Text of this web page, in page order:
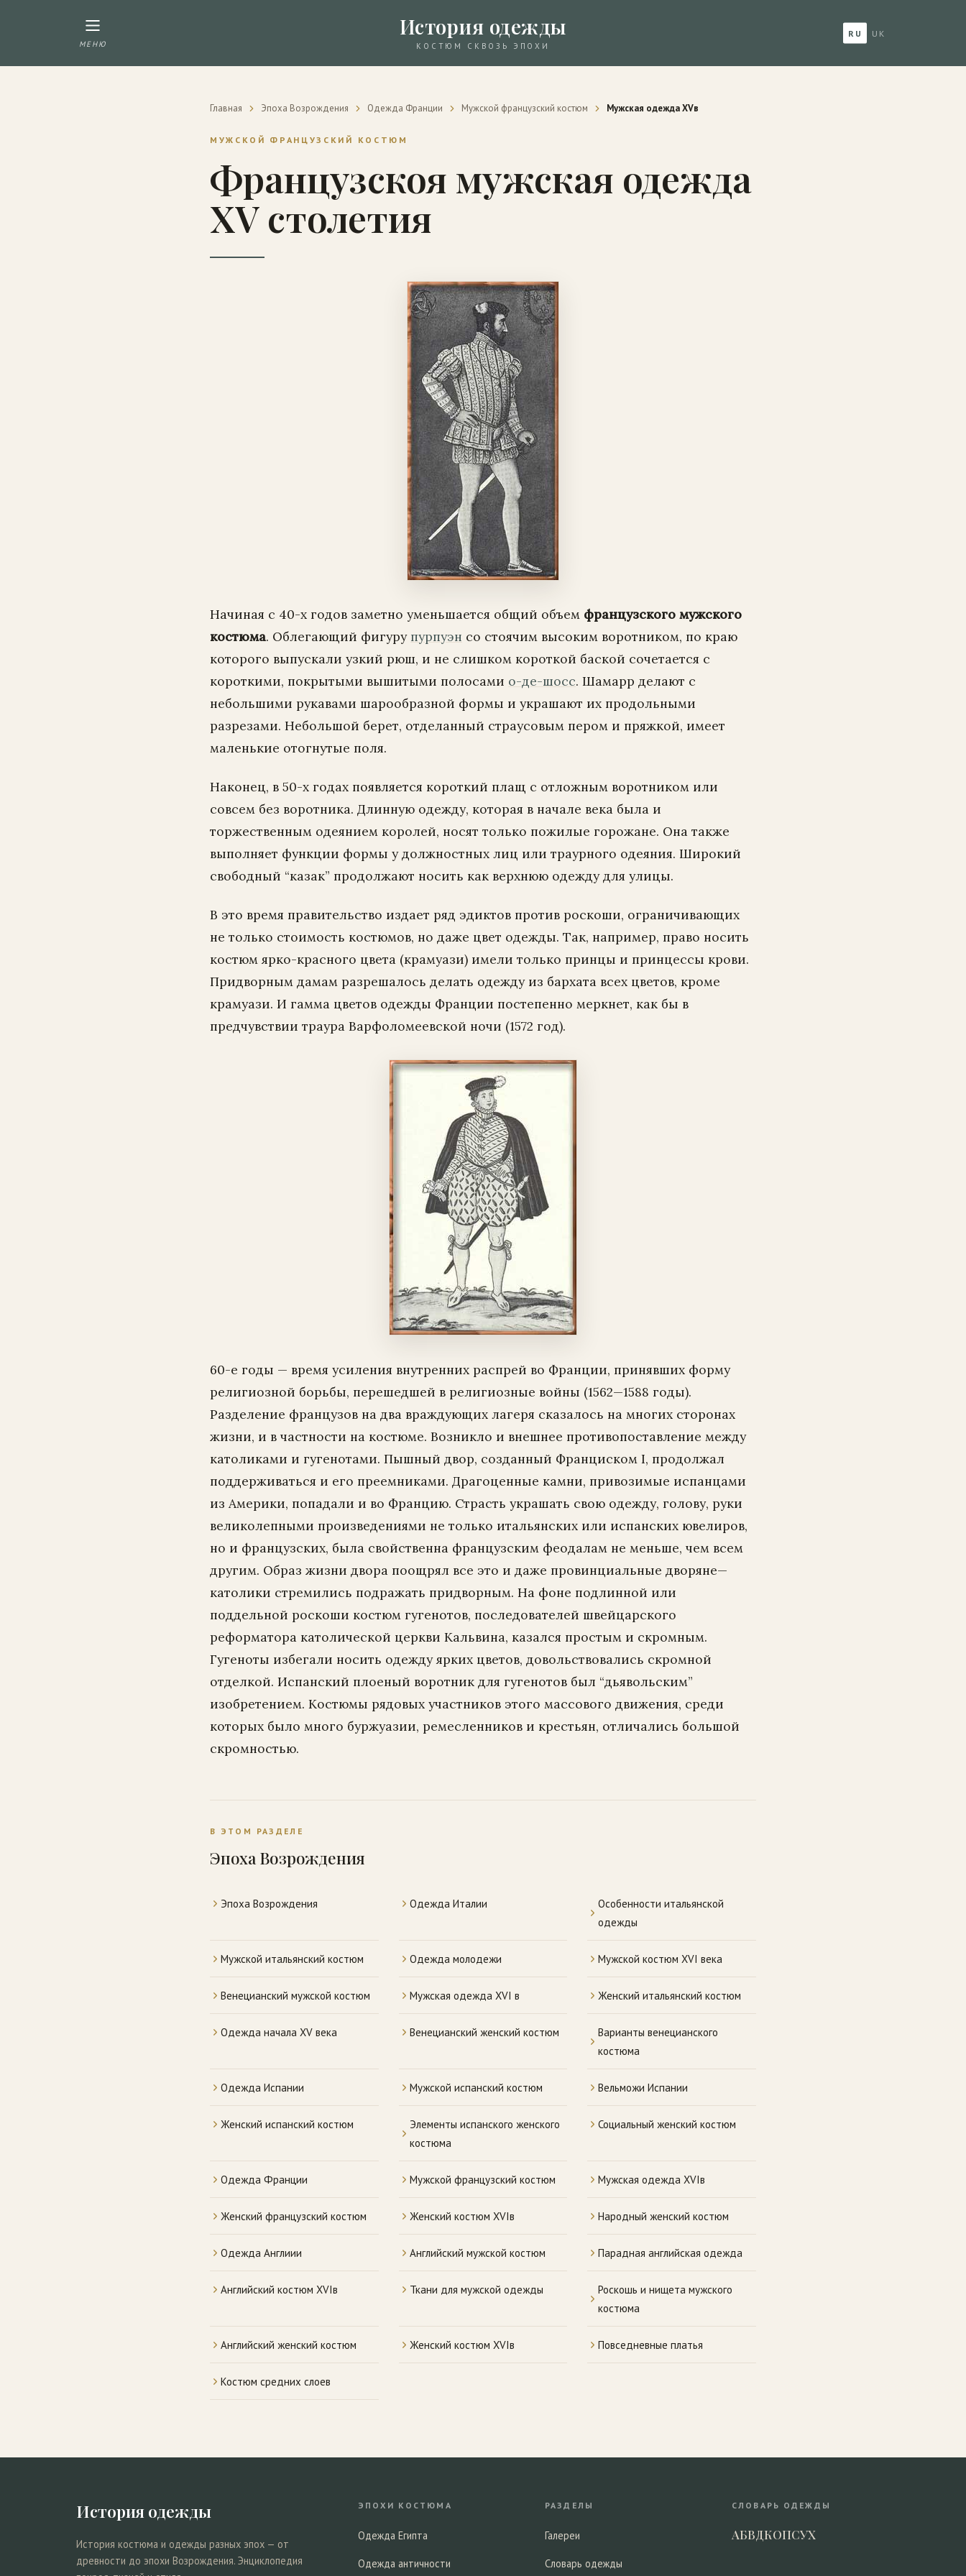
МЕНЮ
История одежды
КОСТЮМ СКВОЗЬ ЭПОХИ
RU UK
Главная Эпоха Возрождения Одежда Франции Мужской французский костюм Мужская одежда XVв
МУЖСКОЙ ФРАНЦУЗСКИЙ КОСТЮМ
Французскоя мужская одежда
XV столетия
Начиная с 40-х годов заметно уменьшается общий объем французского мужского
костюма. Облегающий фигуру пурпуэн со стоячим высоким воротником, по краю
которого выпускали узкий рюш, и не слишком короткой баской сочетается с
короткими, покрытыми вышитыми полосами о-де-шосс. Шамарр делают с
небольшими рукавами шарообразной формы и украшают их продольными
разрезами. Небольшой берет, отделанный страусовым пером и пряжкой, имеет
маленькие отогнутые поля.
Наконец, в 50-х годах появляется короткий плащ с отложным воротником или
совсем без воротника. Длинную одежду, которая в начале века была и
торжественным одеянием королей, носят только пожилые горожане. Она также
выполняет функции формы у должностных лиц или траурного одеяния. Широкий
свободный “казак” продолжают носить как верхнюю одежду для улицы.
В это время правительство издает ряд эдиктов против роскоши, ограничивающих
не только стоимость костюмов, но даже цвет одежды. Так, например, право носить
костюм ярко-красного цвета (крамуази) имели только принцы и принцессы крови.
Придворным дамам разрешалось делать одежду из бархата всех цветов, кроме
крамуази. И гамма цветов одежды Франции постепенно меркнет, как бы в
предчувствии траура Варфоломеевской ночи (1572 год).
60-е годы — время усиления внутренних распрей во Франции, принявших форму
религиозной борьбы, перешедшей в религиозные войны (1562—1588 годы).
Разделение французов на два враждующих лагеря сказалось на многих сторонах
жизни, и в частности на костюме. Возникло и внешнее противопоставление между
католиками и гугенотами. Пышный двор, созданный Франциском I, продолжал
поддерживаться и его преемниками. Драгоценные камни, привозимые испанцами
из Америки, попадали и во Францию. Страсть украшать свою одежду, голову, руки
великолепными произведениями не только итальянских или испанских ювелиров,
но и французских, была свойственна французским феодалам не меньше, чем всем
другим. Образ жизни двора поощрял все это и даже провинциальные дворяне—
католики стремились подражать придворным. На фоне подлинной или
поддельной роскоши костюм гугенотов, последователей швейцарского
реформатора католической церкви Кальвина, казался простым и скромным.
Гугеноты избегали носить одежду ярких цветов, довольствовались скромной
отделкой. Испанский плоеный воротник для гугенотов был “дьявольским”
изобретением. Костюмы рядовых участников этого массового движения, среди
которых было много буржуазии, ремесленников и крестьян, отличались большой
скромностью.
В ЭТОМ РАЗДЕЛЕ
Эпоха Возрождения
Эпоха Возрождения Одежда Италии
Особенности итальянской
одежды
Мужской итальянский костюм Одежда молодежи Мужской костюм XVI века
Венецианский мужской костюм Мужская одежда XVI в Женский итальянский костюм
Одежда начала XV века Венецианский женский костюм
Варианты венецианского
костюма
Одежда Испании Мужской испанский костюм Вельможи Испании
Женский испанский костюм
Элементы испанского женского
костюма
Социальный женский костюм
Одежда Франции Мужской французский костюм Мужская одежда XVIв
Женский французский костюм Женский костюм XVIв Народный женский костюм
Одежда Англиии Английский мужской костюм Парадная английская одежда
Английский костюм XVIв Ткани для мужской одежды
Роскошь и нищета мужского
костюма
Английский женский костюм Женский костюм XVIв Повседневные платья
Костюм средних слоев
История одежды
История костюма и одежды разных эпох — от
древности до эпохи Возрождения. Энциклопедия
ЭПОХИ КОСТЮМА
Одежда Египта
Одежда античности
РАЗДЕЛЫ
Галереи
Словарь одежды
СЛОВАРЬ ОДЕЖДЫ
АБВДКОПСУХ